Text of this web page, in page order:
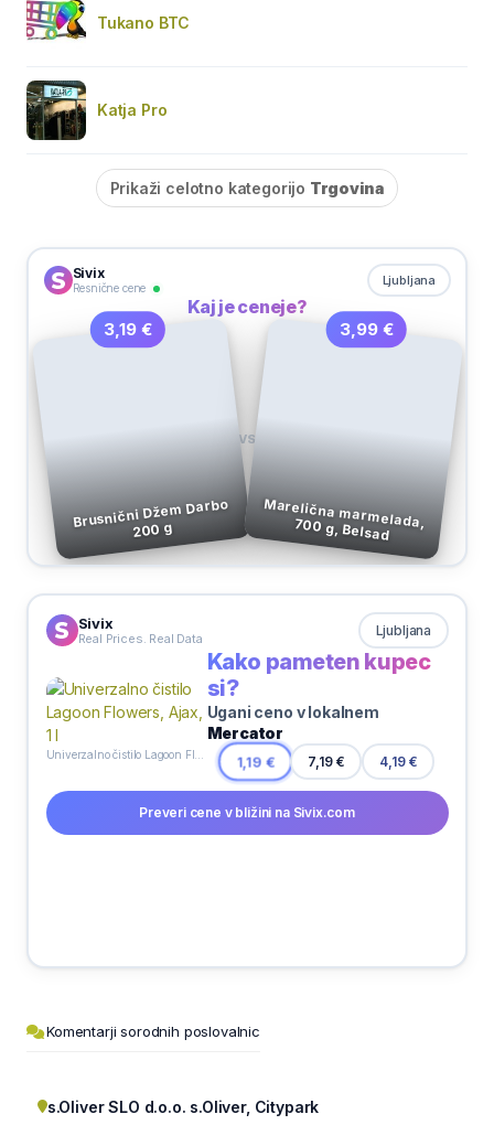
Tukano BTC
Katja Pro
Prikaži celotno kategorijo Trgovina
Sivix
Resnične cene
Ljubljana
Kaj je ceneje?
3,19 €
Brusnični Džem Darbo
200 g
VS
3,99 €
Marelična marmelada, 700 g, Belsad
Sivix
Real Prices. Real Data Ljubljana
Kako pameten kupec
si?
Ugani ceno v lokalnem
Mercator
1,19 € 7,19 € 4,19 €
Preveri cene v bližini na Sivix.com
Komentarji sorodnih poslovalnic
s.Oliver SLO d.o.o. s.Oliver, Citypark